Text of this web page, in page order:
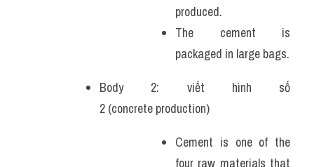
produced.
The cement is
packaged in large bags.
Body 2: viết hình số
2 (concrete production)
Cement is one of the
four raw materials that